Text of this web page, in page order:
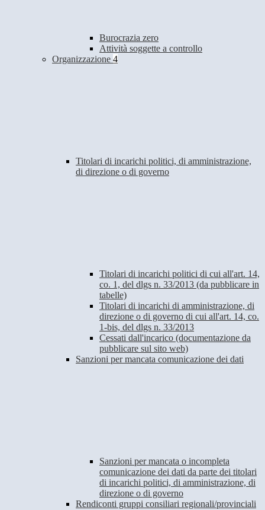
Burocrazia zero
Attività soggette a controllo
Organizzazione 4
Titolari di incarichi politici, di amministrazione,
di direzione o di governo
Titolari di incarichi politici di cui all'art. 14,
co. 1, del dlgs n. 33/2013 (da pubblicare in
tabelle)
Titolari di incarichi di amministrazione, di
direzione o di governo di cui all'art. 14, co.
1-bis, del dlgs n. 33/2013
Cessati dall'incarico (documentazione da
pubblicare sul sito web)
Sanzioni per mancata comunicazione dei dati
Sanzioni per mancata o incompleta
comunicazione dei dati da parte dei titolari
di incarichi politici, di amministrazione, di
direzione o di governo
Rendiconti gruppi consiliari regionali/provinciali